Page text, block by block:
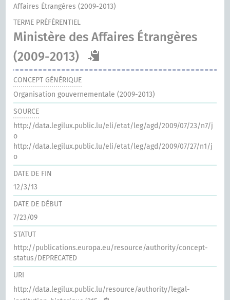
Affaires Étrangères (2009-2013)
TERME PRÉFÉRENTIEL
Ministère des Affaires Étrangères
(2009-2013)
CONCEPT GÉNÉRIQUE
Organisation gouvernementale (2009-2013)
SOURCE
http://data.legilux.public.lu/eli/etat/leg/agd/2009/07/23/n7/j
o
http://data.legilux.public.lu/eli/etat/leg/agd/2009/07/27/n1/j
o
DATE DE FIN
12/3/13
DATE DE DÉBUT
7/23/09
STATUT
http://publications.europa.eu/resource/authority/concept-
status/DEPRECATED
URI
http://data.legilux.public.lu/resource/authority/legal-